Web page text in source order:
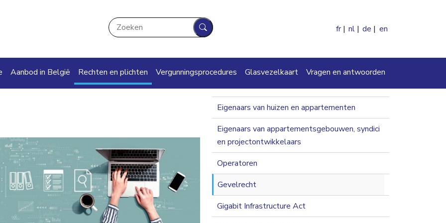
Zoeken
Zoeken
fr nl de en
Aanbod in België Rechten en plichten Vergunningsprocedures Glasvezelkaart Vragen en antwoorden
navigation 2nd level
Eigenaars van huizen en appartementen
Eigenaars van appartementsgebouwen, syndici
en projectontwikkelaars
Operatoren
Gevelrecht
Gigabit Infrastructure Act